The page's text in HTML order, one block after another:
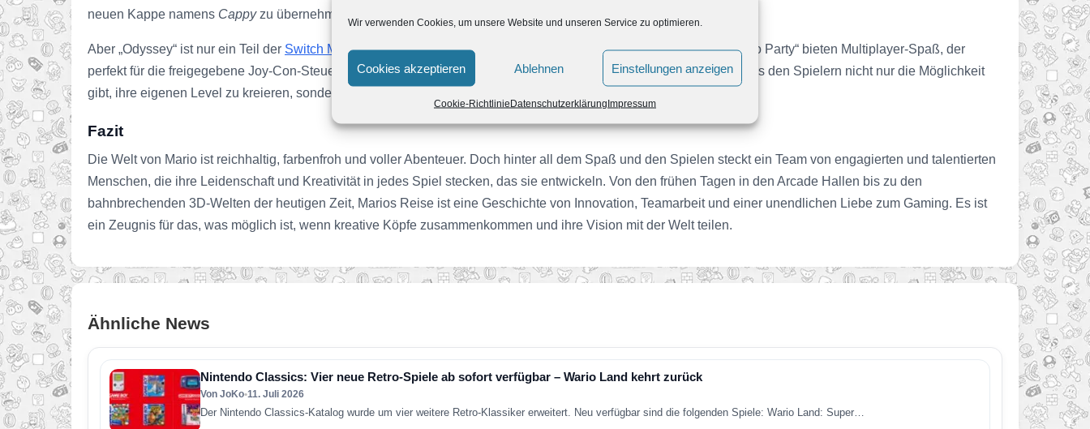
Wir verwenden Cookies, um unsere Website und unseren Service zu optimieren.
Cookies akzeptieren Ablehnen Einstellungen anzeigen
Cookie-RichtlinieDatenschutzerklärungImpressum
neuen Kappe namens Cappyzu übernehmen, fügte dem Gameplay eine ganz neue Dimension hinzu.
Aber „Odyssey“ ist nur ein Teil der Switch MarioErfolgsgeschichte. Spiele wie „Mario Kart 8 Deluxe“ und „Super Mario Party“ bieten Multiplayer-Spaß, der
perfekt für die freigegebene Joy-Con-Steuerung der Switch geeignet ist. Dann gibt es noch „Super Mario Maker 2“, das den Spielern nicht nur die Möglichkeit
gibt, ihre eigenen Level zu kreieren, sondern auch die Kreativität der weltweiten
Fazit
Die Welt von Mario ist reichhaltig, farbenfroh und voller Abenteuer. Doch hinter all dem Spaß und den Spielen steckt ein Team von engagierten und talentierten
Menschen, die ihre Leidenschaft und Kreativität in jedes Spiel stecken, das sie entwickeln. Von den frühen Tagen in den Arcade Hallen bis zu den
bahnbrechenden 3D-Welten der heutigen Zeit, Marios Reise ist eine Geschichte von Innovation, Teamarbeit und einer unendlichen Liebe zum Gaming. Es ist
ein Zeugnis für das, was möglich ist, wenn kreative Köpfe zusammenkommen und ihre Vision mit der Welt teilen.
Ähnliche News
Nintendo Classics: Vier neue Retro-Spiele ab sofort verfügbar – Wario Land kehrt zurück
Von JoKo•11. Juli 2026
Der Nintendo Classics-Katalog wurde um vier weitere Retro-Klassiker erweitert. Neu verfügbar sind die folgenden Spiele: Wario Land: Super…